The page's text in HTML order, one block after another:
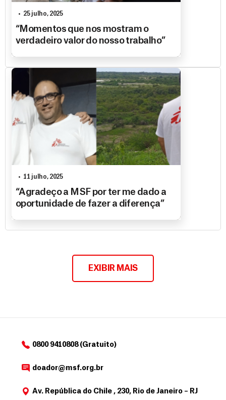
25 julho, 2025
“Momentos que nos mostram o
verdadeiro valor do nosso trabalho”
11 julho, 2025
“Agradeço a MSF por ter me dado a
oportunidade de fazer a diferença”
EXIBIR MAIS
0800 9410808 (Gratuito)
doador@msf.org.br
Av. República do Chile , 230, Rio de Janeiro – RJ